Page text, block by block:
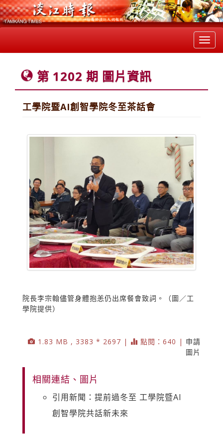
第 1202 期 圖片資訊
工學院暨AI創智學院冬至茶話會
院長李宗翰儘管身體抱恙仍出席餐會致詞。（圖／工
學院提供）
1.83 MB , 3383 * 2697 | 點閱：640 | 申請
圖片
相關連結、圖片
引用新聞：提前過冬至 工學院暨AI
創智學院共話新未來